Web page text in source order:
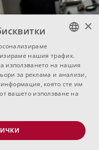
BULGARIAN
ENGLISH
RUSSIAN
×
нашия трафик.
използването на нашия
за реклама и анализи,
която сте им
вашето използване на